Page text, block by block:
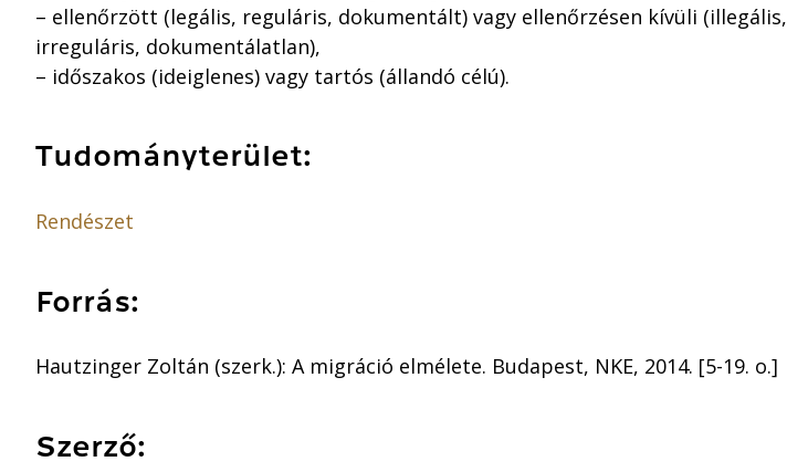
– ellenőrzött (legális, reguláris, dokumentált) vagy ellenőrzésen kívüli (illegális,
irreguláris, dokumentálatlan),
– időszakos (ideiglenes) vagy tartós (állandó célú).
Tudományterület:
Rendészet
Forrás:
Hautzinger Zoltán (szerk.): A migráció elmélete. Budapest, NKE, 2014. [5-19. o.]
Szerző: